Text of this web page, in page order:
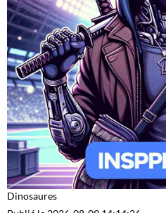
Dinosaures